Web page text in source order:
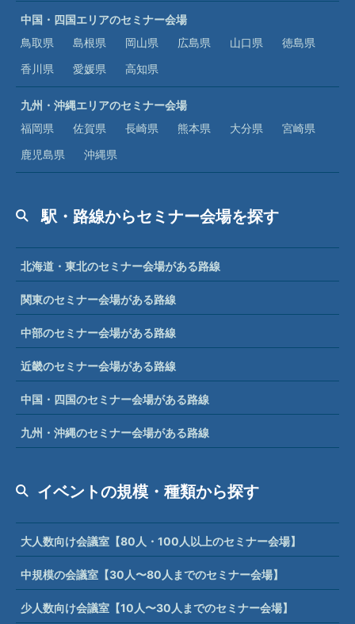
中国・四国エリアのセミナー会場
鳥取県
島根県 岡山県 広島県 山口県
徳島県
香川県
愛媛県 高知県
九州・沖縄エリアのセミナー会場
福岡県
佐賀県 長崎県 熊本県 大分県
宮崎県
鹿児島県
沖縄県
駅・路線からセミナー会場を探す
北海道・東北のセミナー会場がある路線
関東のセミナー会場がある路線
中部のセミナー会場がある路線
近畿のセミナー会場がある路線
中国・四国のセミナー会場がある路線
九州・沖縄のセミナー会場がある路線
イベントの規模・種類から探す
大人数向け会議室【80人・100人以上のセミナー会場】
中規模の会議室【30人〜80人までのセミナー会場】
少人数向け会議室【10人〜30人までのセミナー会場】